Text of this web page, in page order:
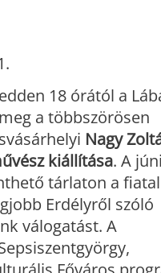
18 órától a
a többszörösen
Nagy
kiállítása. A
tárlaton a fiatal
Erdélyről szóló
válogatást. A